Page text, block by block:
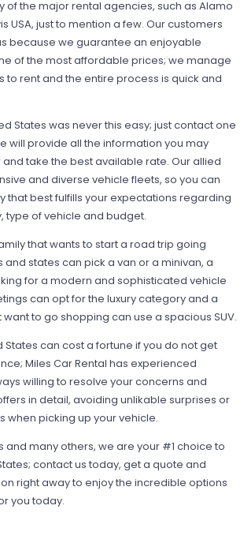
of the major rental agencies, such as Alamo
USA, just to mention a few. Our customers
because we guarantee an enjoyable
of the most affordable prices; we manage
to rent and the entire process is quick and
States was never this easy; just contact one
will provide all the information you may
take the best available rate. Our allied
and diverse vehicle fleets, so you can
that best fulfills your expectations regarding
type of vehicle and budget.
that wants to start a road trip going
states can pick a van or a minivan, a
for a modern and sophisticated vehicle
can opt for the luxury category and a
to go shopping can use a spacious SUV.
States can cost a fortune if you do not get
Miles Car Rental has experienced
willing to resolve your concerns and
in detail, avoiding unlikable surprises or
when picking up your vehicle.
and many others, we are your #1 choice to
contact us today, get a quote and
right away to enjoy the incredible options
you today.